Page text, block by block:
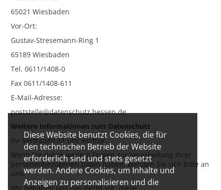
Diese Website benutzt Cookies, die für
den technischen Betrieb der Website
erforderlich sind und stets gesetzt
werden. Andere Cookies, um Inhalte und
Anzeigen zu personalisieren und die
65021 Wiesbaden
Vor-Ort:
Gustav-Stresemann-Ring 1
65189 Wiesbaden
Tel. 0611/1408-0
Fax 0611/1408-611
E-Mail-Adresse:
poststelle@datenschutz.hessen.de
Weitere Informationen zum Datenschutz
Ihr Vertrauen ist uns wichtig.
Wenn Sie daher weitere Fragen zur Verarbeitung Ihrer
personenbezogenen Daten haben, wenden Sie sich bitte an
uns.
Wir behalten uns das Recht vor, diese